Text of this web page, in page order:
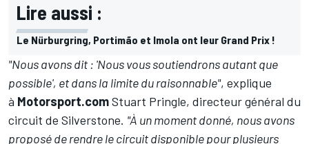
Lire aussi :
Le Nürburgring, Portimão et Imola ont leur Grand Prix !
"Nous avons dit : 'Nous vous soutiendrons autant que
possible', et dans la limite du raisonnable", explique
à Motorsport.comStuart Pringle, directeur général du
circuit de Silverstone. "À un moment donné, nous avons
proposé de rendre le circuit disponible pour plusieurs